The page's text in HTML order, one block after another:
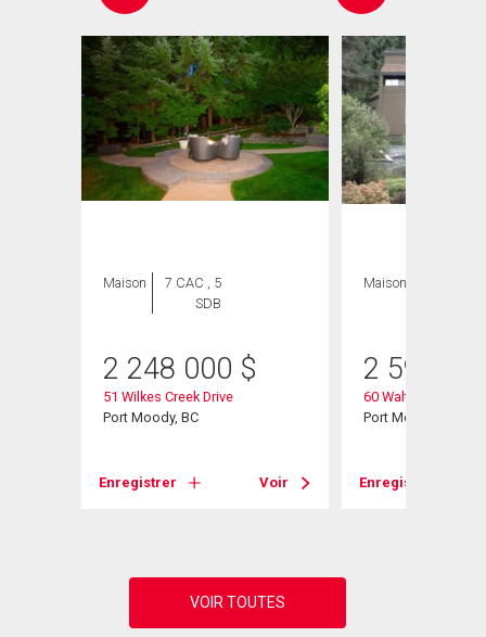
Maison
7 CAC , 5
SDB
2 248 000 $
51 Wilkes Creek Drive
Port Moody, BC
Enregistrer Voir
Maison
2 599
60 Walton Way
Port Moody, BC
Enregistrer